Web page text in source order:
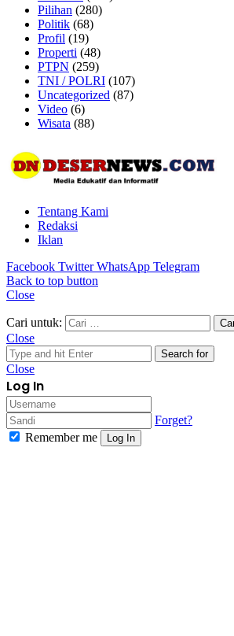
Pilihan (280)
Politik (68)
Profil (19)
Properti (48)
PTPN (259)
TNI / POLRI (107)
Uncategorized (87)
Video (6)
Wisata (88)
Tentang Kami
Redaksi
Iklan
Facebook Twitter WhatsApp Telegram
Back to top button
Close
Cari untuk:
Close
Search for
Close
Log In
Forget?
Remember me
Log In